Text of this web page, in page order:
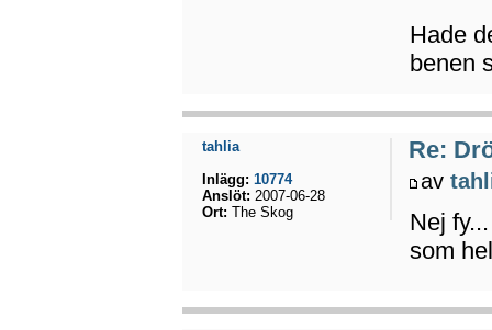
Hade
benen
Re:
av
Nej
som
tahlia
Inlägg: 10774
Anslöt: 2007-06-28
Ort: The Skog